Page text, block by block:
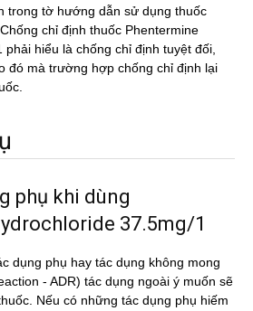
trong tờ hướng dẫn sử dụng thuốc
chỉ định thuốc Phentermine
hiểu là chống chỉ định tuyệt đối,
đó mà trường hợp chống chỉ định lại
phụ khi dùng
37.5mg/1
dụng phụ hay tác dụng không mong
- ADR) tác dụng ngoài ý muốn sẽ
Nếu có những tác dụng phụ hiếm